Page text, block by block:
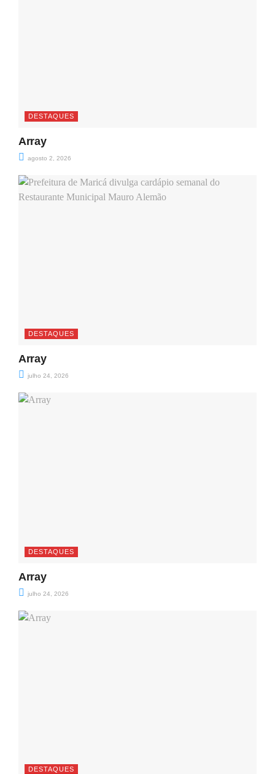
DESTAQUES
Array
agosto 2, 2026
DESTAQUES
Array
julho 24, 2026
DESTAQUES
Array
julho 24, 2026
DESTAQUES